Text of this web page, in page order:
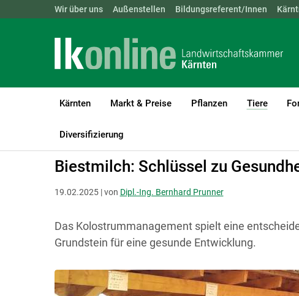
Landwirtschaftskammern: ÖSTERREICH BGLD KTN NÖ
Wir über uns Außenstellen Bildungsreferent/Innen
Kärnten Markt & Preise Pflanzen Tiere
Diversifizierung
LK Kärnten Tiere
Biestmilch: Schlüssel zu
19.02.2025 | von Dipl.-Ing. Bernhard Prunner
Das Kolostrummanagement spielt eine
Grundstein für eine gesunde Entwicklung.